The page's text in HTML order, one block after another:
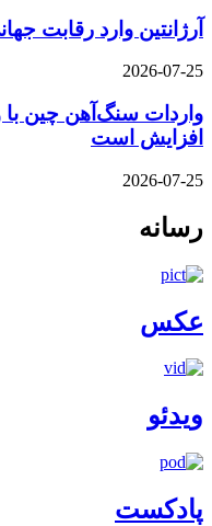
آرژانتین وارد رقابت
2026-07-25
واردات سنگ‌آهن چین با
افزایش است
2026-07-25
رسانه
عکس
ویدئو
پادکست